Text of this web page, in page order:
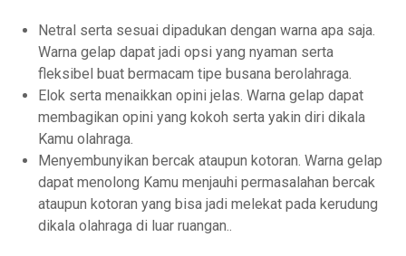
Netral serta sesuai dipadukan dengan warna apa saja.
Warna gelap dapat jadi opsi yang nyaman serta
fleksibel buat bermacam tipe busana berolahraga.
Elok serta menaikkan opini jelas. Warna gelap dapat
membagikan opini yang kokoh serta yakin diri dikala
Kamu olahraga.
Menyembunyikan bercak ataupun kotoran. Warna gelap
dapat menolong Kamu menjauhi permasalahan bercak
ataupun kotoran yang bisa jadi melekat pada kerudung
dikala olahraga di luar ruangan..